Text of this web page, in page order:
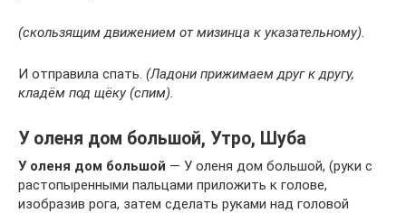
(скользящим движением от мизинца к указательному).
И отправила спать. (Ладони прижимаем друг к другу,
кладём под щёку (спим).
У оленя дом большой, Утро, Шуба
У оленя дом большой — У оленя дом большой, (руки с
растопыренными пальцами приложить к голове,
изобразив рога, затем сделать руками над головой